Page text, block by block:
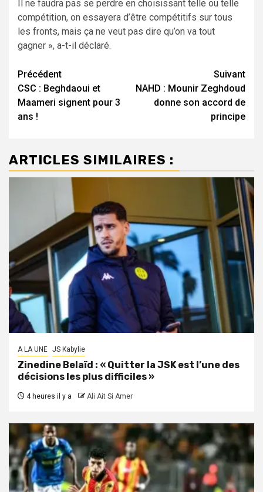
Il ne faudra pas se perdre en choisissant telle ou telle
compétition, on essayera d’être compétitifs sur tous
les fronts, mais ça ne veut pas dire qu’on va tout
gagner », a-t-il déclaré.
Navigation
d’article
Précédent
CSC : Beghdaoui et
Maameri signent pour 3
ans !
Suivant
NAHD : Mounir Zeghdoud
donne son accord de
principe
ARTICLES SIMILAIRES :
A LA UNE JS Kabylie
Zinedine Belaïd : « Quitter la JSK est l’une des
décisions les plus difficiles »
4 heures il y a Ali Ait Si Amer